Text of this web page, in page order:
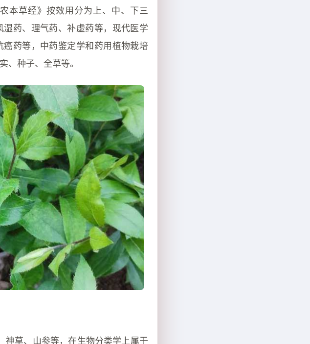
本草经》按效用分为上、中、下三
药、理气药、补虚药等，现代医学
药等，中药鉴定学和药用植物栽培
、种子、全草等。
神草、山参等，在生物分类学上属于